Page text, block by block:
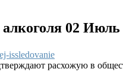
02 Июль
issledovanie
расхожую в